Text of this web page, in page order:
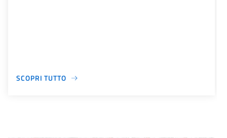
SCOPRI TUTTO